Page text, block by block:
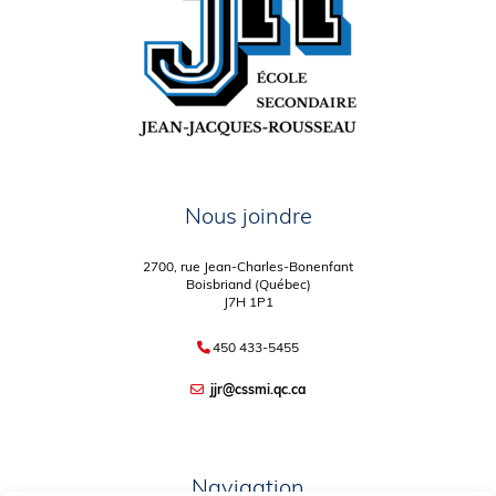
Nous joindre
2700, rue Jean-Charles-Bonenfant
Boisbriand (Québec)
J7H 1P1
450 433-5455
jjr@cssmi.qc.ca
Navigation